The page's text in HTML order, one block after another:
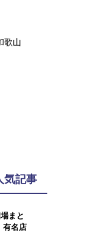
歌山
気記事
まと
有名店